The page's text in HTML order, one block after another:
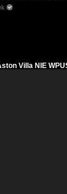
Villa NIE